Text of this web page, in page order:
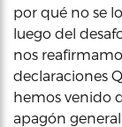
por qué no se
luego del
nos
declaraciones
hemos venido
apagón